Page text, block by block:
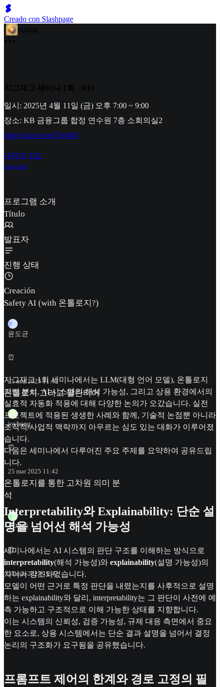
Creado con Slashpage
zigzag
지그재그 세미나 1회 - 4/11
일시: 2025년 4월 11일 (금) 오후 7:00 ~ 9:00
장소: KB 금융그룹 합정 연수원 7층 소회의실2
https://naver.me/5jJrt0l4
네이버 지도
naver.me
프로그램 소개
Título
발표자
진행 상태
Creación
Safety AI (with 온톨로지?)
윤
윤도균
⏰
25 mar 2025 11:42
온톨로지 그리고 팔란티어
J
joyhong
⏰
25 mar 2025 11:42
온톨로지를 통한 고차원 의미 분
석
퀸
퀸제아
⏰
25 mar 2025 11:42
지그재그 1회 세미나에서는 LLM(대형 언어 모델), 온톨로지
기반 분석, AI 시스템의 해석 가능성, 그리고 상용 환경에서의
실효적 자동화 적용에 대해 다양한 논의가 오갔습니다. 실전
프로젝트에 적용된 생생한 사례와 함께, 기술적 논점뿐 아니라
조직적/사업적 맥락까지 아우르는 심도 있는 대화가 이루어졌
습니다.
다음은 세미나에서 다루어진 주요 주제를 요약하여 공유드립
니다.
Interpretability와 Explainability: 단순 설
명을 넘어선 해석 가능성
세미나에서는 AI 시스템의 판단 구조를 이해하는 방식으로
interpretability(해석 가능성)와 explainability(설명 가능성)의
차이가 강조되었습니다.
모델이 어떤 근거로 특정 판단을 내렸는지를 사후적으로 설명
하는 explainability와 달리, interpretability는 그 판단이 사전에 예
측 가능하고 구조적으로 이해 가능한 상태를 지향합니다.
이는 시스템의 신뢰성, 검증 가능성, 규제 대응 측면에서 중요
한 요소로, 상용 시스템에서는 단순 결과 설명을 넘어서 결정
논리의 구조화가 요구됨을 공유했습니다.
프롬프트 제어의 한계와 경로 고정의 필